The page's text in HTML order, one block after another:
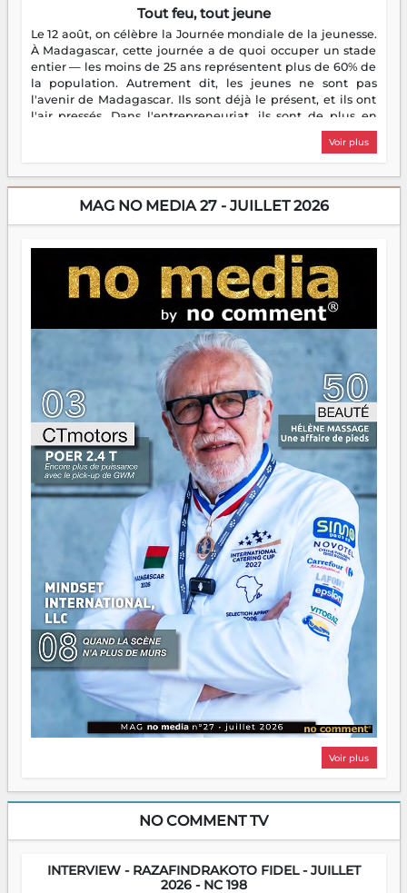
Tout feu, tout jeune
Le 12 août, on célèbre la Journée mondiale de la jeunesse.
À Madagascar, cette journée a de quoi occuper un stade
entier — les moins de 25 ans représentent plus de 60% de
la population. Autrement dit, les jeunes ne sont pas
l'avenir de Madagascar. Ils sont déjà le présent, et ils ont
l'air pressés. Dans l'entrepreneuriat, ils sont de plus en
plus nombreux à se lancer, à créer, à risquer — souvent
sans filet, souvent sans aide, mais toujours avec cette
dorment vraiment la nuit. En culture, les nouvelles sont
encore meilleures. Aina Rasamoelina vient de décrocher le
Prix RFI Instrumental Afrique. Miangaly Elia rafle le Prix
jeunes qui tiennent la torche. Alors oui, on pourrait
s'arrêter là, applaudir et rentrer chez soi satisfait. Mais ce
serait passer à côté d'une chose essentielle. La fougue, ça
brûle fort — et parfois, ça brûle vite. Une flamme sans
direction peut éclairer autant qu'elle peut consumer. C'est
là que les aînés entrent en scène — pas pour reprendre le
gouvernail, mais pour montrer où sont les récifs. Les jeunes
ont la force, les vieux ont l'expérience, comme on dit. Ce
n'est pas un combat de générations — c'est une question
d'équipage. Partagez vos réussites, mais aussi vos échecs.
Surtout vos échecs, d'ailleurs — ils enseignent mieux que
n'importe quel manuel. À Madagascar, la barque avance.
Il faut juste s'assurer que tout le monde rame dans le
même sens.
Voir plus
MAG NO MEDIA 27 - JUILLET 2026
Voir plus
NO COMMENT TV
INTERVIEW - RAZAFINDRAKOTO FIDEL - JUILLET
2026 - NC 198